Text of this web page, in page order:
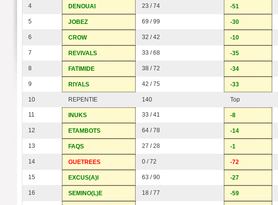
4 DENOUAI 23 / 74 -51
5 JOBEZ 69 / 99 -30
6 CROW 32 / 42 -10
7 REVIVALS 33 / 68 -35
8 FATIMIDE 38 / 72 -34
9 RIYALS 42 / 75 -33
10 REPENTIE 140 Top
11 INUKS 33 / 41 -8
12 ETAMBOTS 64 / 78 -14
13 FAQS 27 / 28 -1
14 GUETREES 0 / 72 -72
15 EXCUS(A)I 63 / 90 -27
16 SEMINO(L)E 18 / 77 -59